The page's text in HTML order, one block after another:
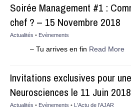
Soirée Management #1 :
chef ? – 15 Novembre 2018
Actualités • Evènements
– Tu arrives en fin Read More
Invitations exclusives pour
Neurosciences le 11 Juin 2018
Actualités • Evènements • L'Actu de l'AJAR